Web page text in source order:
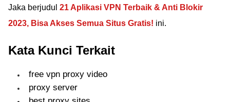
Jaka berjudul 21 Aplikasi VPN Terbaik & Anti Blokir
2023, Bisa Akses Semua Situs Gratis! ini.
Kata Kunci Terkait
free vpn proxy video
proxy server